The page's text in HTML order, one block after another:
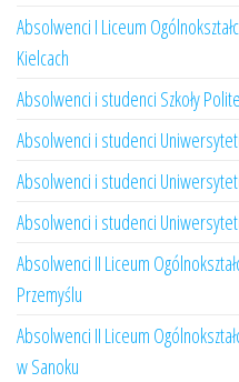
Absolwenci I Liceum
Kielcach
Absolwenci i studenci Szkoły
Absolwenci i studenci
Absolwenci i studenci
Absolwenci i studenci
Absolwenci II Liceum
Przemyślu
Absolwenci II Liceum
w Sanoku